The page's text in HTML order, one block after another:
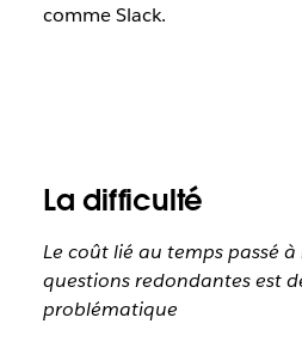
comme Slack.
La difficulté
Le coût lié au temps passé
questions redondantes est
problématique